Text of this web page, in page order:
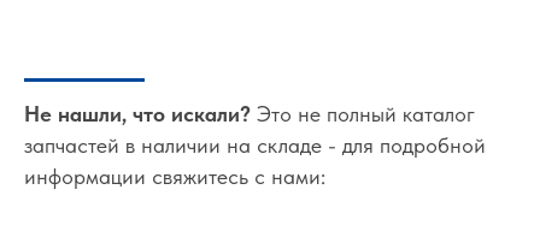
Не нашли, что искали? Это не полный каталог
запчастей в наличии на складе - для подробной
информации свяжитесь с нами: